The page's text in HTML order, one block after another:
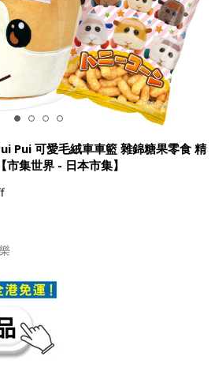
Pui 可愛毛絨車車籃 雜錦糖果零食 精
集世界 - 日本市集】